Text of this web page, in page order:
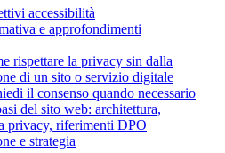
accessibilità
e approfondimenti
rispettare la privacy sin dalla
di un sito o servizio digitale
il consenso quando necessario
del sito web: architettura,
privacy, riferimenti DPO
e strategia